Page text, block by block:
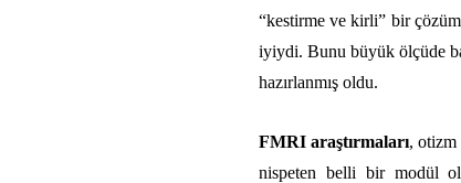
“kestirme ve kirli” bir
iyiydi. Bunu büyük ölçüde
hazırlanmış oldu.
FMRI araştırmaları, otizm
nispeten belli bir modül